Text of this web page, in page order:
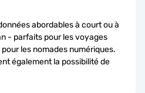
abordables à court ou à
- parfaits pour les voyages
les nomades numériques.
également la possibilité de